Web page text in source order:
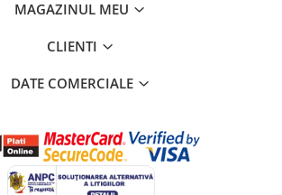
MAGAZINUL MEU
CLIENTI
DATE COMERCIALE